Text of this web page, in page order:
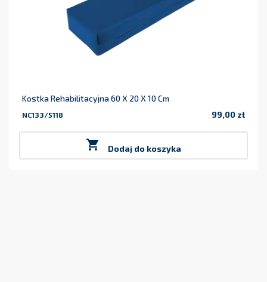
Kostka Rehabilitacyjna 60 X 20 X 10 Cm
NC133/5118 99,00 zł
 Dodaj do koszyka